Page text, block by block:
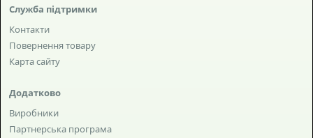
Служба підтримки
Контакти
Повернення товару
Карта сайту
Додатково
Виробники
Партнерська програма